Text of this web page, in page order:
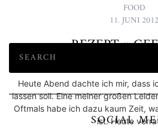
FOOD
11. JUNI 2012
REZEPT ::
Heute Abend dachte ich mir, dass
lassen soll. Eine meiner großen
Oftmals habe ich dazu kaum Zeit,
ist. Heute
SOCIAL